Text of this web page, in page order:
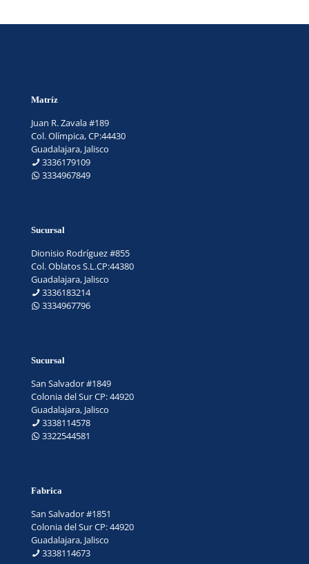
Matríz
Juan R. Zavala #189
Col. Olímpica, CP:44430
Guadalajara, Jalisco
3336179109
3334967849
Sucursal
Dionisio Rodríguez #855
Col. Oblatos S.L.CP:44380
Guadalajara, Jalisco
3336183214
3334967796
Sucursal
San Salvador #1849
Colonia del Sur CP: 44920
Guadalajara, Jalisco
3338114578
3322544581
Fabrica
San Salvador #1851
Colonia del Sur CP: 44920
Guadalajara, Jalisco
3338114673